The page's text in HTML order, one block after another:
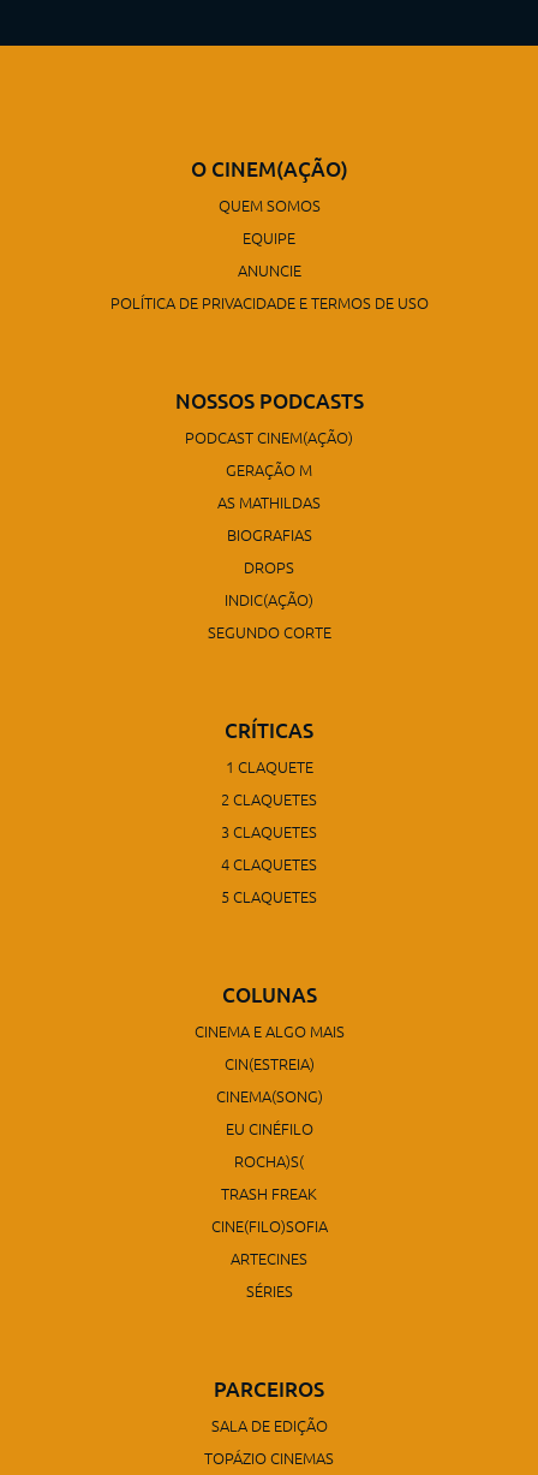
O CINEM(AÇÃO)
QUEM SOMOS
EQUIPE
ANUNCIE
POLÍTICA DE PRIVACIDADE E TERMOS DE USO
NOSSOS PODCASTS
PODCAST CINEM(AÇÃO)
GERAÇÃO M
AS MATHILDAS
BIOGRAFIAS
DROPS
INDIC(AÇÃO)
SEGUNDO CORTE
CRÍTICAS
1 CLAQUETE
2 CLAQUETES
3 CLAQUETES
4 CLAQUETES
5 CLAQUETES
COLUNAS
CINEMA E ALGO MAIS
CIN(ESTREIA)
CINEMA(SONG)
EU CINÉFILO
ROCHA)S(
TRASH FREAK
CINE(FILO)SOFIA
ARTECINES
SÉRIES
PARCEIROS
SALA DE EDIÇÃO
TOPÁZIO CINEMAS